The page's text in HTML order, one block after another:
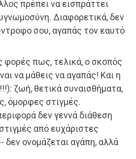
πρέπει να εισπράττει
Διαφορετικά, δεν
σου, αγαπάς τον εαυτό
φορές πως, τελικά, ο σκοπός
να μάθεις να αγαπάς! Και η
ζωή, θετικά συναισθήματα,
όμορφες στιγμές.
δεν γεννά διάθεση
από ευχάριστες
δεν ονομάζεται αγάπη, αλλά